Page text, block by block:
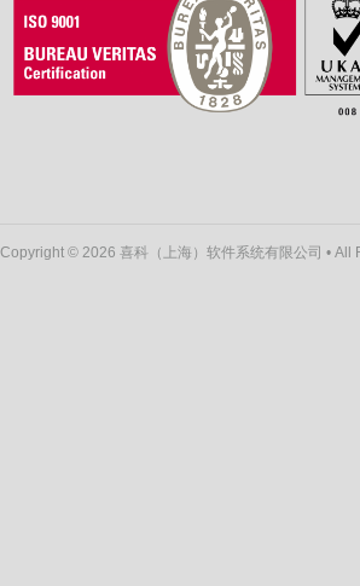
Copyright © 2026 喜科（上海）软件系统有限公司 •